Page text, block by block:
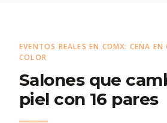
EVENTOS REALES EN CDMX: CENA
COLOR
Salones que
piel con 16 pares